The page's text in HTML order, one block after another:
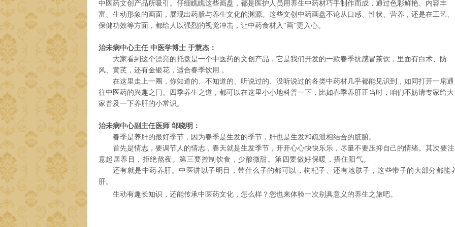
中医药文创产品所吸引。仔细瞧瞧这些画盘，都是医护人员用养生中药材巧手制作而成，通过色彩鲜艳、内容丰
富、生动形象的画面，展现出药膳与养生文化的渊源。这些文创中药画盘不论从口感、性状、营养，还是在工艺、
保健功效等方面，都给人以强烈的视觉冲击，让中药食材入“画”更入心。
治未病中心主任 中医学博士 于慧杰：
大家看到这个漂亮的托盘是一个中医药的文创产品，它是我们开发的一款春季抗感冒茶饮，里面有白术、防
风、黄芪，还有金银花，适合春季饮用 。
在这里走上一圈，你知道的、不知道的、听说过的、没听说过的各类中药材几乎都能见识到，如同打开一扇通
往中医药的兴趣之门。四季养生之道，都可以在这里小小地科普一下，比如春季养肝正当时，咱们不妨请专家给大
家普及一下养肝的小常识。
治未病中心副主任医师 邹晓明：
春季是养肝的最好季节，因为春季是生发的季节，肝也是生发和疏泄相结合的脏腑。
首先是情志，要调节人的情志，春天就是生发季节，开开心心快快乐乐，尽量不要压抑自己的情绪。 其次要注
意起居养目，拒绝熬夜。第三要控制饮食，少酸微甜。第四要做好保暖，捂住阳气。
还有就是中药养肝。中医讲以子明目，带什么子的都可以，枸杞子、还有地肤子，这些带子的大部分都能
肝。
生动有趣长知识，还能传承中医药文化，怎么样？您也来体验一次别具意义的养生之旅吧。